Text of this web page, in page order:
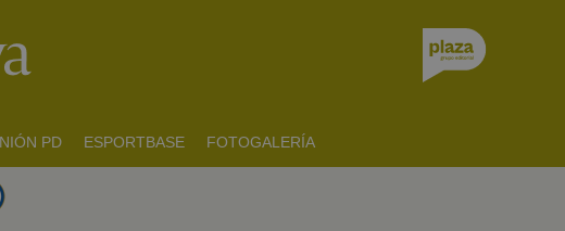
PD ESPORTBASE FOTOGALERÍA